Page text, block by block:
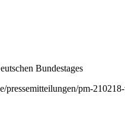
Bundestages
pressemitteilungen/pm-